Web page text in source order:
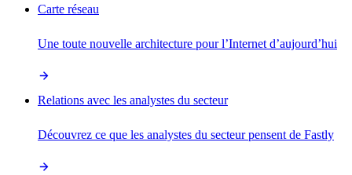
Carte réseau
Une toute nouvelle architecture pour l’Internet d’aujourd’hui
Relations avec les analystes du secteur
Découvrez ce que les analystes du secteur pensent de Fastly